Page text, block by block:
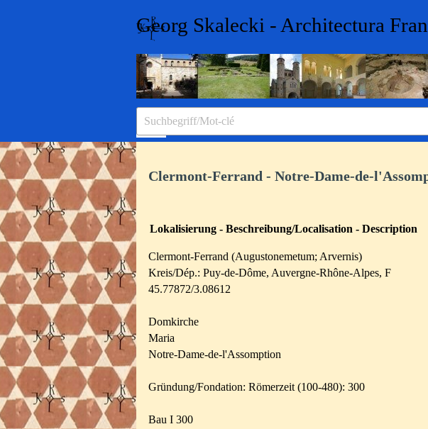
Georg Skalecki - Architectura
Menü überspringen
Clermont-Ferrand - Notre-Dame-de-
Lokalisierung - Beschreibung/Localisation - Description
Clermont-Ferrand (Augustonemetum; Arvernis)
Kreis/Dép.: Puy-de-Dôme, Auvergne-Rhône-Alpes, F
45.77872/3.08612
Domkirche
Maria
Notre-Dame-de-l'Assomption
Gründung/Fondation: Römerzeit (100-480): 300
Bau I 300